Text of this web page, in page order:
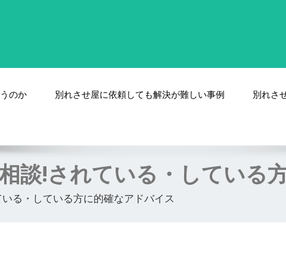
のか 別れさせ屋に依頼しても解決が難しい事例 別れさ
談!されている・している
る・している方に的確なアドバイス